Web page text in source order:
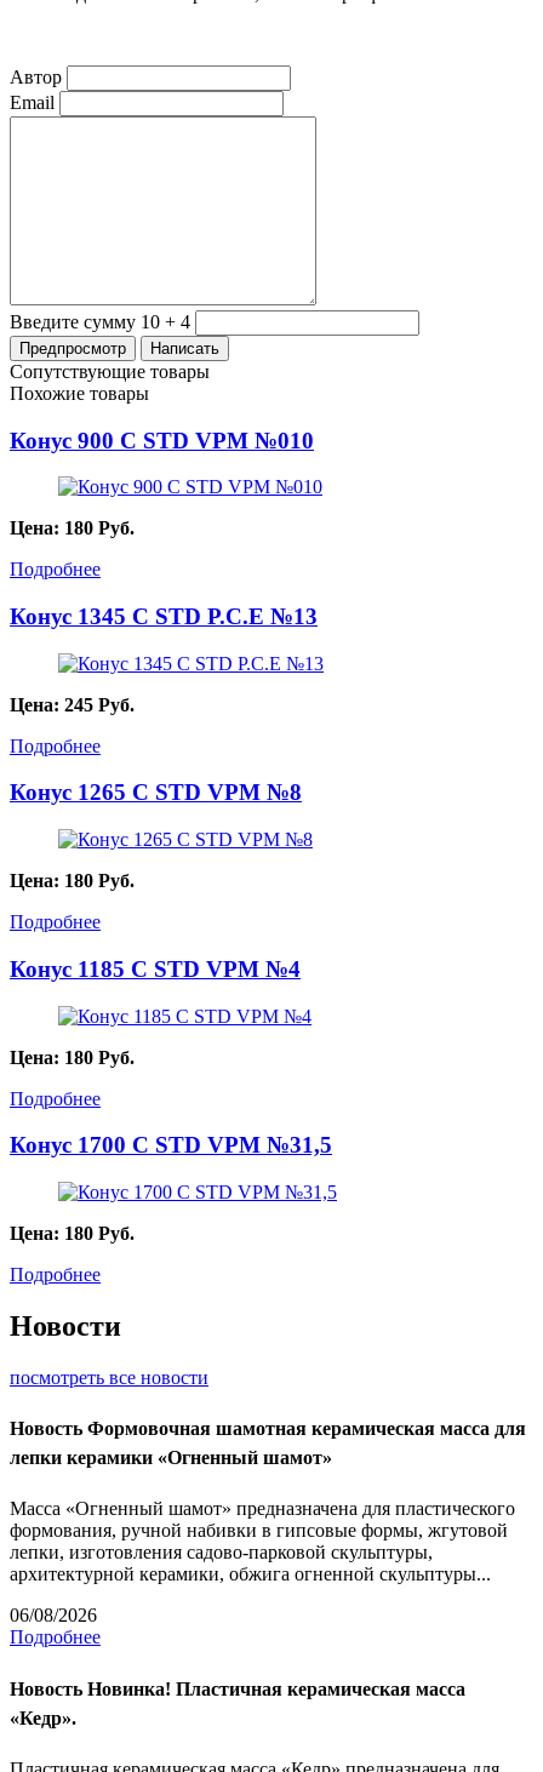
Автор
Email
Введите сумму 10 + 4
Сопутствующие товары
Похожие товары
Конус 900 С STD VPM №010
Цена: 180 Руб.
Подробнее
Конус 1345 С STD P.C.E №13
Цена: 245 Руб.
Подробнее
Конус 1265 С STD VPM №8
Цена: 180 Руб.
Подробнее
Конус 1185 С STD VPM №4
Цена: 180 Руб.
Подробнее
Конус 1700 С STD VPM №31,5
Цена: 180 Руб.
Подробнее
Новости
посмотреть все новости
Новость Формовочная шамотная керамическая масса для
лепки керамики «Огненный шамот»
Масса «Огненный шамот» предназначена для пластического
формования, ручной набивки в гипсовые формы, жгутовой
лепки, изготовления садово-парковой скульптуры,
архитектурной керамики, обжига огненной скульптуры...
06/08/2026
Подробнее
Новость Новинка! Пластичная керамическая масса
«Кедр».